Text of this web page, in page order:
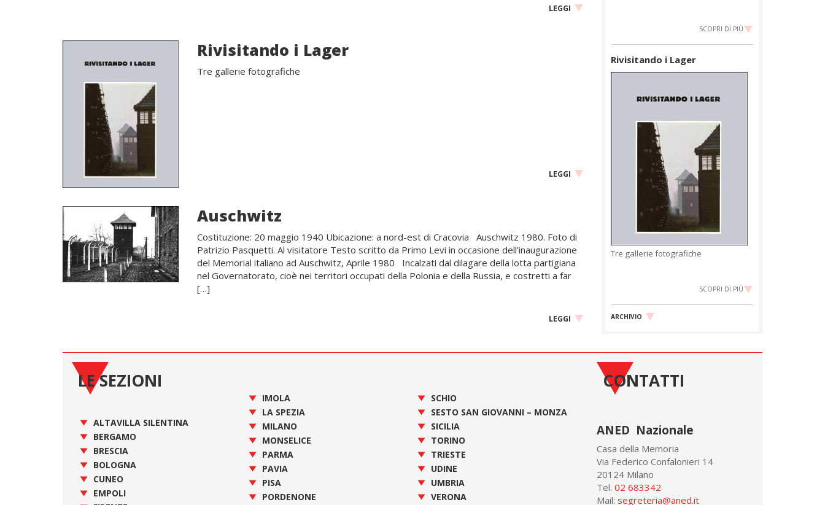
LEGGI
Rivisitando i Lager
Tre gallerie fotografiche
LEGGI
Auschwitz
Costituzione: 20 maggio 1940 Ubicazione: a nord-est di Cracovia Auschwitz 1980. Foto di
Patrizio Pasquetti. Al visitatore Testo scritto da Primo Levi in occasione dell’inaugurazione
del Memorial italiano ad Auschwitz, Aprile 1980 Incalzati dal dilagare della lotta partigiana
nel Governatorato, cioè nei territori occupati della Polonia e della Russia, e costretti a far
[…]
LEGGI
SCOPRI DI PIÙ
Rivisitando i Lager
Tre gallerie fotografiche
SCOPRI DI PIÙ
ARCHIVIO
LE SEZIONI
ALTAVILLA SILENTINA
BERGAMO
BRESCIA
BOLOGNA
CUNEO
EMPOLI
IMOLA
LA SPEZIA
MILANO
MONSELICE
PARMA
PAVIA
PISA
PORDENONE
SCHIO
SESTO SAN GIOVANNI – MONZA
SICILIA
TORINO
TRIESTE
UDINE
UMBRIA
VERONA
CONTATTI
ANED Nazionale
Casa della Memoria
Via Federico Confalonieri 14
20124 Milano
Tel. 02 683342
Mail: segreteria@aned.it